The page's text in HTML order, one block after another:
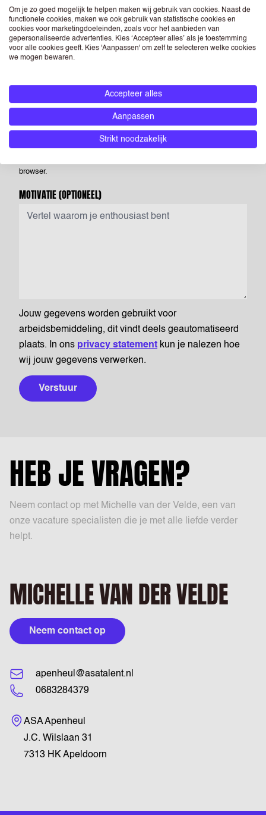
op je CV, maar als je dit niet doet heeft dit geen negatieve
gevolgen voor je sollicitatie. Als je een foto opneemt in je CV dan
geef je ASA Talent - én de bedrijven die horen bij RGF Staffing the
Netherlands - toestemming om deze te verwerken en te
Voer de URL van jouw openbare LinkedIn-profiel in. Log gewoon in
browser.
MOTIVATIE(OPTIONEEL)
Jouw gegevens worden gebruikt voor
arbeidsbemiddeling, dit vindt deels geautomatiseerd
plaats. In ons privacy statement kun je nalezen hoe
wij jouw gegevens verwerken.
Verstuur
HEB JE VRAGEN?
Neem contact op met Michelle van der Velde, een van
onze vacature specialisten die je met alle liefde verder
helpt.
MICHELLE VAN DER VELDE
Neem contact op
apenheul@asatalent.nl
0683284379
Bezoekadres
ASA Apenheul
J.C. Wilslaan 31
7313 HK Apeldoorn
Om je zo goed mogelijk te helpen maken wij gebruik van cookies. Naast de
functionele cookies, maken we ook gebruik van statistische cookies en
cookies voor marketingdoeleinden, zoals voor het aanbieden van
gepersonaliseerde advertenties. Kies ‘Accepteer alles’ als je toestemming
voor alle cookies geeft. Kies 'Aanpassen' om zelf te selecteren welke cookies
we mogen bewaren.
Accepteer alles
Aanpassen
Strikt noodzakelijk